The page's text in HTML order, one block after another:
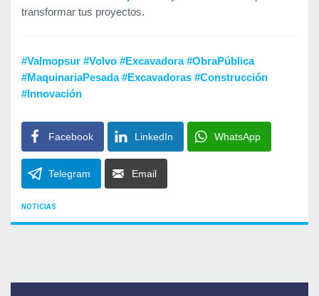
transformar tus proyectos.
#Valmopsur #Volvo #Excavadora #ObraPública
#MaquinariaPesada #Excavadoras #Construcción
#Innovación
Facebook LinkedIn WhatsApp
Telegram Email
CATEGORIES
NOTICIAS